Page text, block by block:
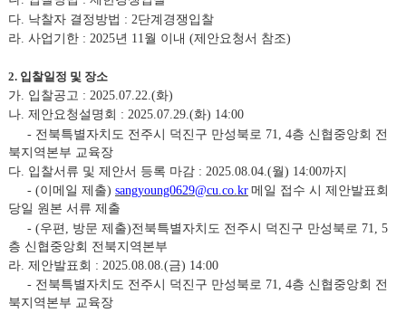
다. 낙찰자 결정방법 : 2단계경쟁입찰
라. 사업기한 : 2025년 11월 이내 (제안요청서 참조)
2. 입찰일정 및 장소
가. 입찰공고 : 2025.07.22.(화)
나. 제안요청설명회 : 2025.07.29.(화) 14:00
- 전북특별자치도 전주시 덕진구 만성북로 71, 4층 신협중앙회 전
북지역본부 교육장
다. 입찰서류 및 제안서 등록 마감 : 2025.08.04.(월) 14:00까지
- (이메일 제출) sangyoung0629@cu.co.kr메일 접수 시 제안발표회
당일 원본 서류 제출
- (우편 방문 제출)전북특별자치도 전주시 덕진구 만성북로 71, 5
층 신협중앙회 전북지역본부
라. 제안발표회 : 2025.08.08.(금) 14:00
- 전북특별자치도 전주시 덕진구 만성북로 71, 4층 신협중앙회 전
북지역본부 교육장